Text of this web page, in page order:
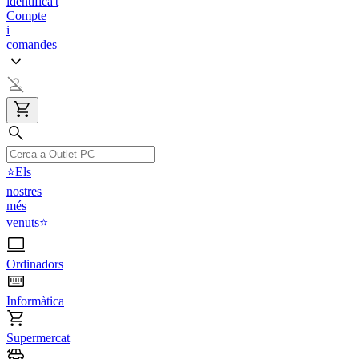
Compte
i
comandes
⭐Els
nostres
més
venuts⭐
Ordinadors
Informàtica
Supermercat